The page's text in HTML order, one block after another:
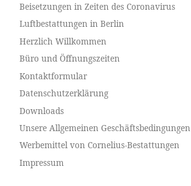
Beisetzungen in Zeiten des Coronavirus
Luftbestattungen in Berlin
Herzlich Willkommen
Büro und Öffnungszeiten
Kontaktformular
Datenschutzerklärung
Downloads
Unsere Allgemeinen Geschäftsbedingungen
Werbemittel von Cornelius-Bestattungen
Impressum